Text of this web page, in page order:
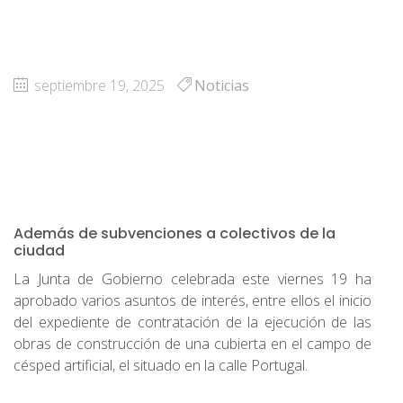
septiembre 19, 2025 Noticias
Además de subvenciones a colectivos de la
ciudad
La Junta de Gobierno celebrada este viernes 19 ha
aprobado varios asuntos de interés, entre ellos el inicio
del expediente de contratación de la ejecución de las
obras de construcción de una cubierta en el campo de
césped artificial, el situado en la calle Portugal.